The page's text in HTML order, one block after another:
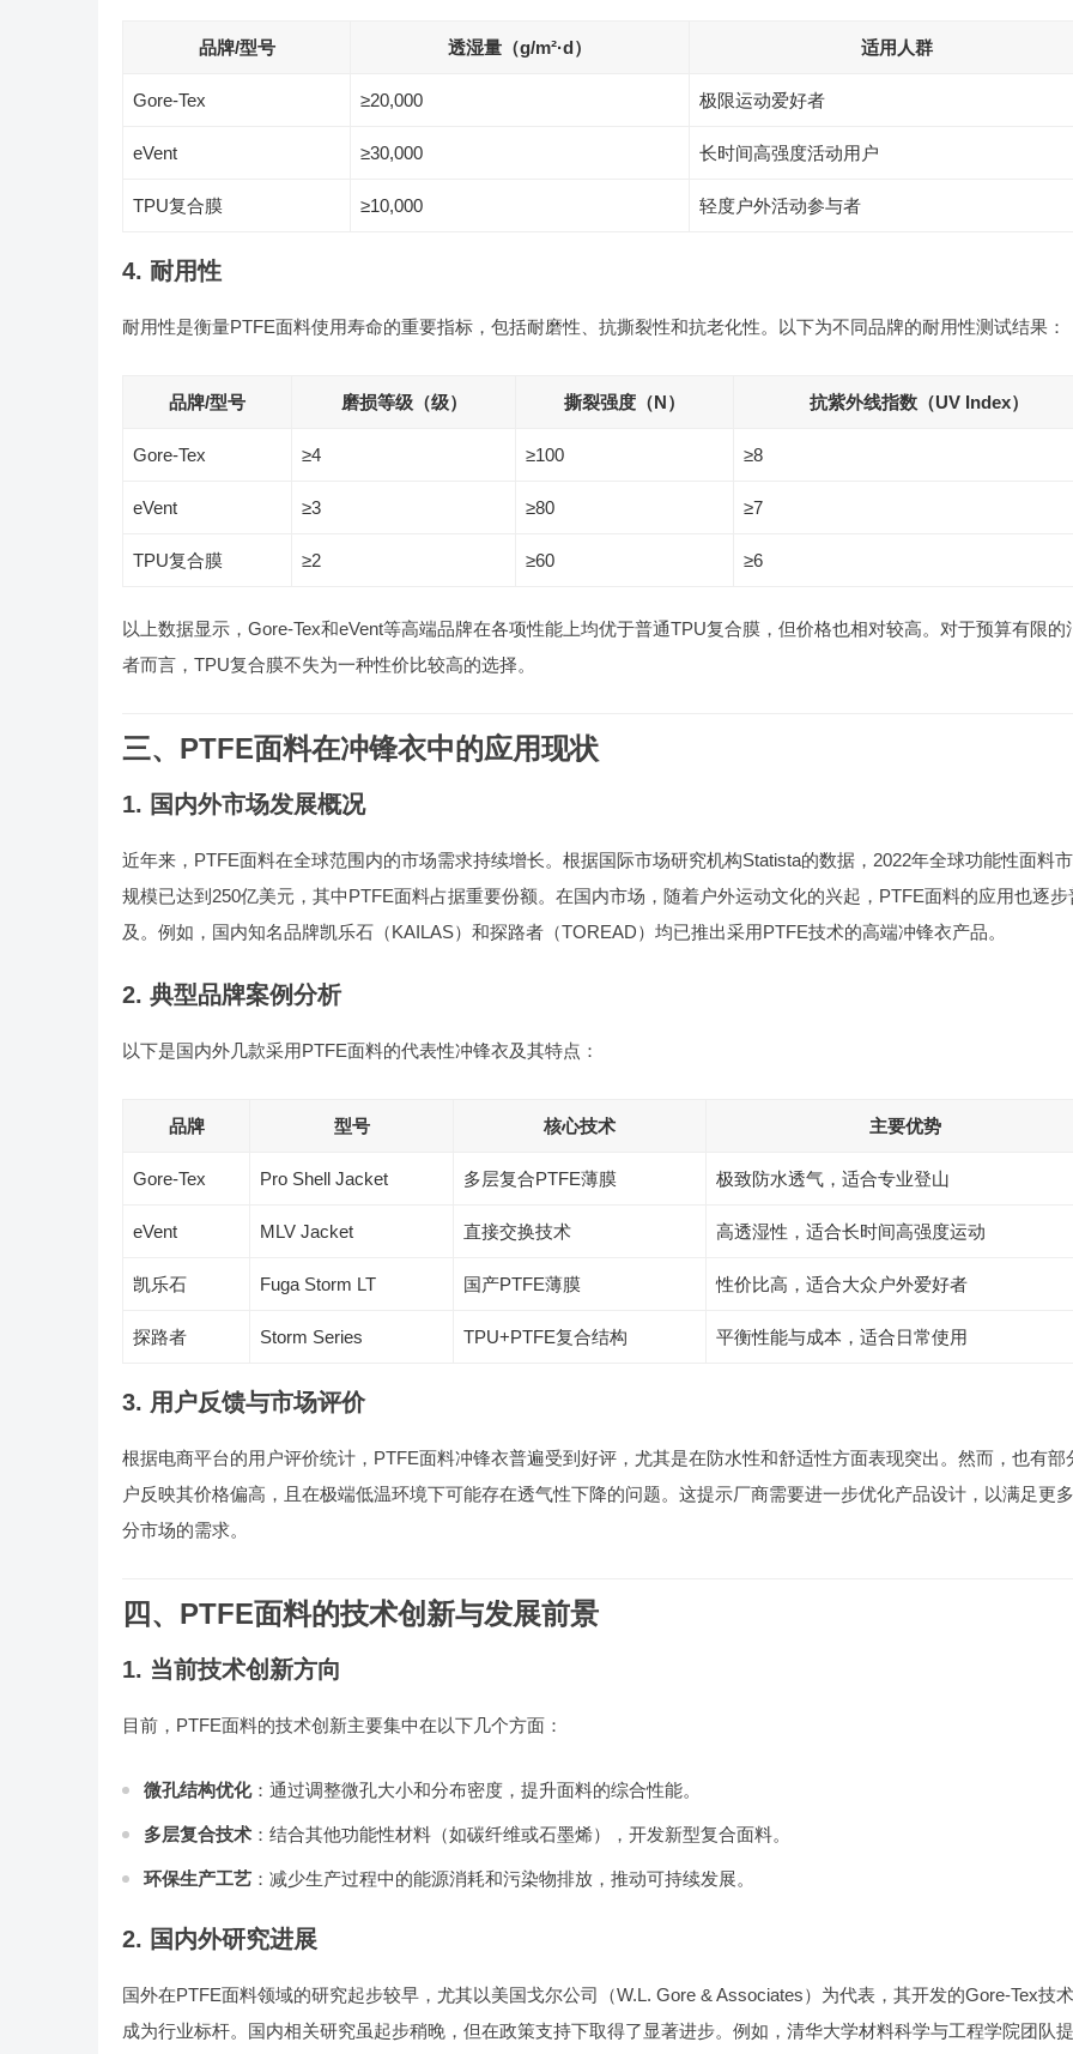
品牌/型号 透湿量（g/m²·d） 适用人群
Gore-Tex ≥20,000 极限运动爱好者
eVent ≥30,000 长时间高强度活动用户
TPU复合膜 ≥10,000 轻度户外活动参与者
4. 耐用性
耐用性是衡量PTFE面料使用寿命的重要指标，包括耐磨性、抗撕裂性和抗老化性。以下为不同品牌的耐用性测试结果：
品牌/型号 磨损等级（级） 撕裂强度（N） 抗紫外线指数（UV Index）
Gore-Tex ≥4 ≥100 ≥8
eVent ≥3 ≥80 ≥7
TPU复合膜 ≥2 ≥60 ≥6
以上数据显示，Gore-Tex和eVent等高端品牌在各项性能上均优于普通TPU复合膜，但价格也相对较高。对于预算有限的
者而言，TPU复合膜不失为一种性价比较高的选择。
三、PTFE面料在冲锋衣中的应用现状
1. 国内外市场发展概况
近年来，PTFE面料在全球范围内的市场需求持续增长。根据国际市场研究机构Statista的数据，2022年全球功能性面料
规模已达到250亿美元，其中PTFE面料占据重要份额。在国内市场，随着户外运动文化的兴起，PTFE面料的应用也逐步
及。例如，国内知名品牌凯乐石（KAILAS）和探路者（TOREAD）均已推出采用PTFE技术的高端冲锋衣产品。
2. 典型品牌案例分析
以下是国内外几款采用PTFE面料的代表性冲锋衣及其特点：
品牌 型号 核心技术 主要优势
Gore-Tex Pro Shell Jacket 多层复合PTFE薄膜 极致防水透气，适合专业登山
eVent MLV Jacket 直接交换技术 高透湿性，适合长时间高强度运动
凯乐石 Fuga Storm LT 国产PTFE薄膜 性价比高，适合大众户外爱好者
探路者 Storm Series TPU+PTFE复合结构 平衡性能与成本，适合日常使用
3. 用户反馈与市场评价
根据电商平台的用户评价统计，PTFE面料冲锋衣普遍受到好评，尤其是在防水性和舒适性方面表现突出。然而，也有部
户反映其价格偏高，且在极端低温环境下可能存在透气性下降的问题。这提示厂商需要进一步优化产品设计，以满足更
分市场的需求。
四、PTFE面料的技术创新与发展前景
1. 当前技术创新方向
目前，PTFE面料的技术创新主要集中在以下几个方面：
微孔结构优化：通过调整微孔大小和分布密度，提升面料的综合性能。
多层复合技术 ：结合其他功能性材料（如碳纤维或石墨烯），开发新型复合面料。
环保生产工艺 ：减少生产过程中的能源消耗和污染物排放，推动可持续发展。
2. 国内外研究进展
国外在PTFE面料领域的研究起步较早，尤其以美国戈尔公司（W.L. Gore & Associates）为代表，其开发的Gore-Tex技
成为行业标杆。国内相关研究虽起步稍晚，但在政策支持下取得了显著进步。例如，清华大学材料科学与工程学院团队